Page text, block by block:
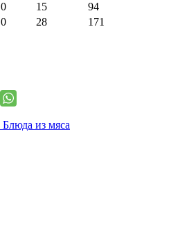
0 15
94
0 28 171
Блюда из мяса